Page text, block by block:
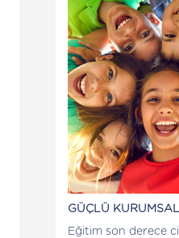
GÜÇLÜ
Eğitim son derece